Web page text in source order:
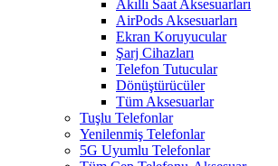
Akıllı Saat Aksesuarları
AirPods Aksesuarları
Ekran Koruyucular
Şarj Cihazları
Telefon Tutucular
Dönüştürücüler
Tüm Aksesuarlar
Tuşlu Telefonlar
Yenilenmiş Telefonlar
5G Uyumlu Telefonlar